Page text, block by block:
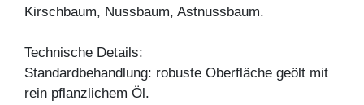
Kirschbaum, Nussbaum, Astnussbaum.
Technische Details:
Standardbehandlung: robuste Oberfläche geölt mit
rein pflanzlichem Öl.